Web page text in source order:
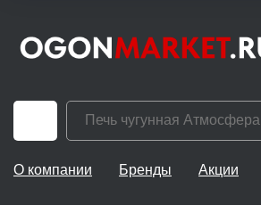
О компании Бренды Акции